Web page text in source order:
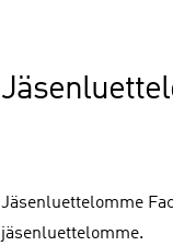
Jäsenluettelomme
jäsenluettelomme.